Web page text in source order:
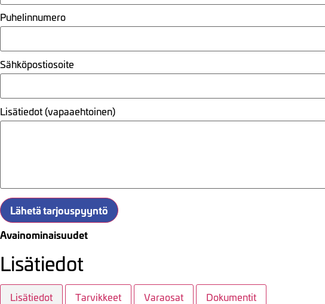
Puhelinnumero
Sähköpostiosoite
Lisätiedot (vapaaehtoinen)
Lähetä tarjouspyyntö
Avainominaisuudet
Lisätiedot
Lisätiedot Tarvikkeet Varaosat Dokumentit